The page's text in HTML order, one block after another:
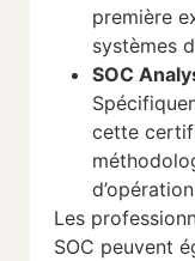
première
systèmes
SOC
cette
Les
SOC peuvent